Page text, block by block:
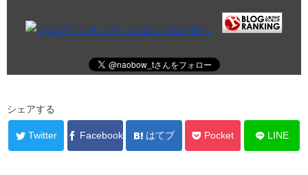
シェアする
Twitter Facebook はてブ Pocket LINE